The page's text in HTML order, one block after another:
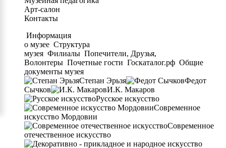
Арт-салон
Контакты
Информация
о музее Структура
музея Филиалы Попечители, Друзья,
Волонтеры Почетные гости Госкаталог.рф Общие
документы музея
Степан Эрьзя
Федот
Сычков
И.К. Макаров
Русское искусство
Современное
искусство Мордовии
Современное
отечественное искусство